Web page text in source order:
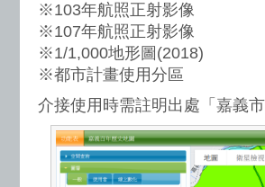
※103年航照正射影像
※107年航照正射影像
※1/1,000地形圖(2018)
※都市計畫使用分區
介接使用時需註明出處「嘉義